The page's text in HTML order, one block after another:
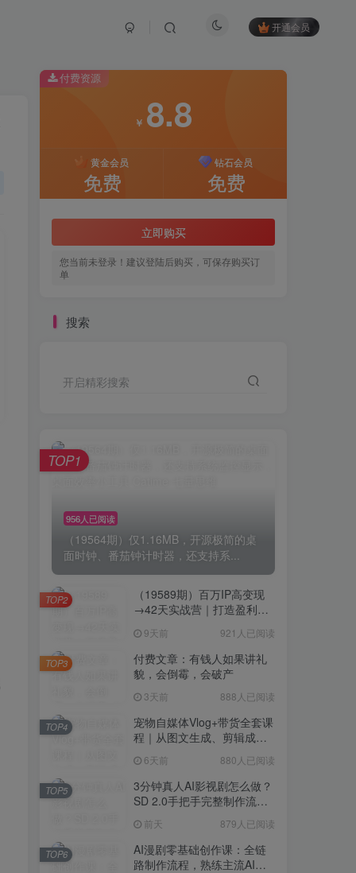
开通会员
付费资源
￥ 8.8
黄金会员
免费
钻石会员
免费
立即购买
您当前未登录！建议登陆后购买，可保存购买订
单
搜索
开启精彩搜索
956人已阅读
（19564期）仅1.16MB，开源极简的桌
面时钟、番茄钟计时器，还支持系...
TOP1
（19589期）百万IP高变现
→42天实战营｜打造盈利赚
域转化批量成交积累客户案
例
9天前 921人已阅读
TOP2
付费文章：有钱人如果讲礼
貌，会倒霉，会破产
3天前 888人已阅读
TOP3
宠物自媒体Vlog+带货全套课
程｜从图文生成、剪辑成片
6天前 880人已阅读
TOP4
3分钟真人AI影视剧怎么做？
SD 2.0手把手完整制作流程
无限生成
前天 879人已阅读
TOP5
AI漫剧零基础创作课：全链
路制作流程，熟练主流AI工
TOP6